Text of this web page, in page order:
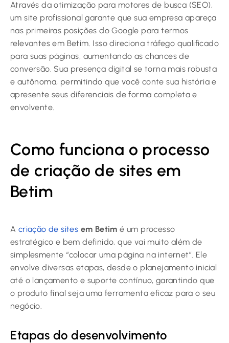
Através da otimização para motores de busca (SEO),
um site profissional garante que sua empresa apareça
nas primeiras posições do Google para termos
relevantes em Betim. Isso direciona tráfego qualificado
para suas páginas, aumentando as chances de
conversão. Sua presença digital se torna mais robusta
e autônoma, permitindo que você conte sua história e
apresente seus diferenciais de forma completa e
envolvente.
Como funciona o processo
de criação de sites em
Betim
A criação de sites em Betim é um processo
estratégico e bem definido, que vai muito além de
simplesmente “colocar uma página na internet”. Ele
envolve diversas etapas, desde o planejamento inicial
até o lançamento e suporte contínuo, garantindo que
o produto final seja uma ferramenta eficaz para o seu
negócio.
Etapas do desenvolvimento